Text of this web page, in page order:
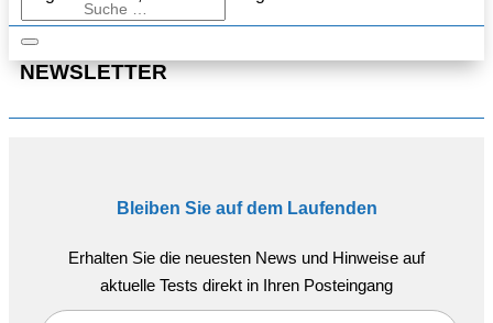
NEWSLETTER
Bleiben Sie auf dem Laufenden
Erhalten Sie die neuesten News und Hinweise auf
aktuelle Tests direkt in Ihren Posteingang